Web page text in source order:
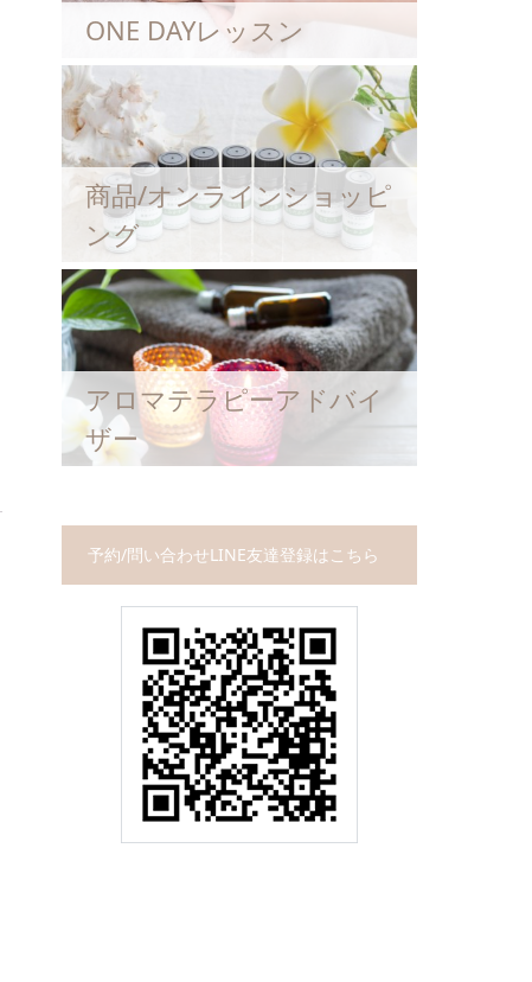
ONE DAYレッスン
商品/オンラインショッピ
ング
アロマテラピーアドバイ
ザー
予約/問い合わせLINE友達登録はこちら